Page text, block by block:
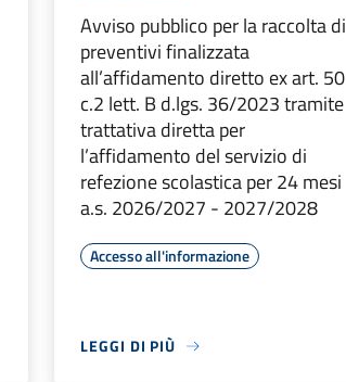
Avviso pubblico per la raccolta di
preventivi finalizzata
all’affidamento diretto ex art. 50
c.2 lett. B d.lgs. 36/2023 tramite
trattativa diretta per
l’affidamento del servizio di
refezione scolastica per 24 mesi
a.s. 2026/2027 - 2027/2028
Accesso all'informazione
LEGGI DI PIÙ